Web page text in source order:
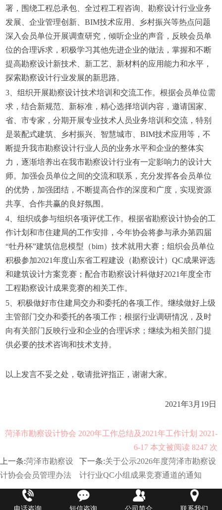
署，围绕工程总承包、全过程工程咨询、勘察设计行业业务
发展、企业管理创新、BIM技术应用、乡村振兴等热点问题
深入会员单位开展调查研究，倾听企业的声音，反映会员单
位的合理诉求，积极学习其他先进企业的做法，掌握和不断
提高勘察设计新技术、新工艺、新材料的应用能力和水平，
探索勘察设计行业发展的新思路。
3、组织开展勘察设计技术培训和交流工作。根据会员单位需
求，结合新规范、新标准，精心选择培训内容，邀请国家、
省、市专家，分期开展专业技术人员业务培训和交流，特别
是装配式建筑、乡村振兴、智慧城市、BIM技术应用等，不
断提升我市勘察设计行业人员的业务水平和企业的整体实
力，逐渐培养出在我市勘察设计行业有一定影响力的设计大
师。加强会员单位之间的交流和联系，充分发挥各会员单位
的优势，加强团结，不断提高合作的深度和广度，实现资源
共享、合作共赢的良好氛围。
4、组织或参与组织各项评优工作。根据省勘察设计协会的工
作计划和市住建局的工作安排，今年协会将参与承办第四届
“牡丹杯”建筑信息模型（bim）技术就用大赛；组织会员单位
积极参加2021年度山东省工程建设（勘察设计）QC成果评选
和建筑设计方案竞赛；配合市勘察设计科做好2021年度全市
工程勘察设计成果竞赛的相关工作。
5、积极做好市住建局交办和委托的各项工作。继续做好上级
主管部门交办和委托的各项工作；根据行业调研情况，及时
向有关部门反映行业和企业的合理诉求；继续为相关部门提
供必要的技术咨询和技术支持。
以上发言不妥之处，敬请批评指正，谢谢大家。
2021年3月19日
菏泽市勘察设计协会 2020年工作总结及2021年工作计划 2021-
6-17 本文被阅读 8247 次
上一条:菏泽市勘察设
计协会会员管理办法
下一条:关于公示2026年度菏泽市勘察设
计行业QC小组成果竞赛通道的通知